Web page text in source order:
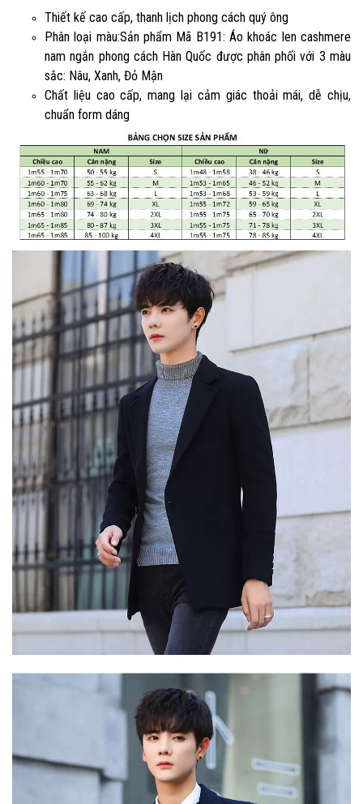
Thiết kế cao cấp, thanh lịch phong cách quý ông
Phân loại màu:Sản phẩm Mã B191: Áo khoác len cashmere
nam ngắn phong cách Hàn Quốc được phân phối với 3 màu
sắc: Nâu, Xanh, Đỏ Mận
Chất liệu cao cấp, mang lại cảm giác thoải mái, dễ chịu,
chuẩn form dáng